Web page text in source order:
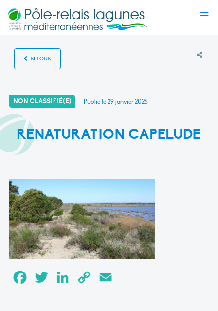
RETOUR
NON CLASSIFIÉ(E) Publié le29 janvier 2026
RENATURATION CAPELUDE
FacebookTwitter LinkedInCopy